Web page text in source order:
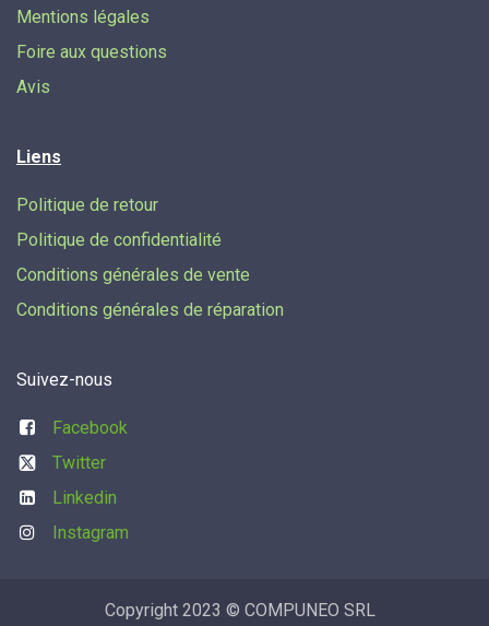
Mentions légales
Foire aux questions
Avis
Liens
Politique de retour
Politique de confidentialité
Conditions générales de vente
Conditions générales de réparation
Suivez-nous
Facebook
Twitter
Linkedin
Instagram
Copyright 2023 © COMPUNEO SRL